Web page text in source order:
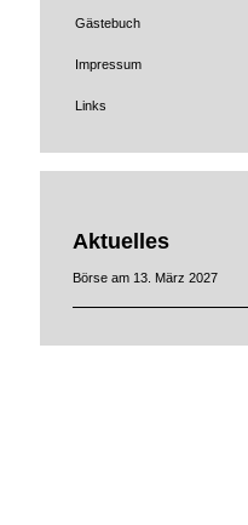
Gästebuch
Impressum
Links
Aktuelles
Börse am 13. März 2027